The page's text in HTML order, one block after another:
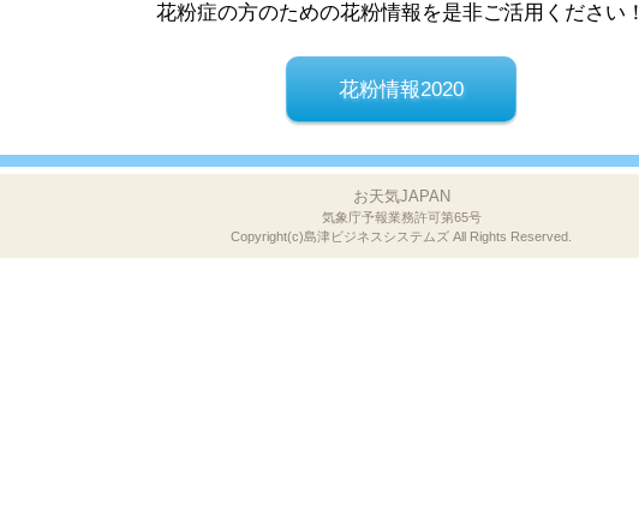
花粉症の方のための花粉情報を是非ご活用ください！
花粉情報2020
お天気JAPAN
気象庁予報業務許可第65号
Copyright(c)島津ビジネスシステムズ All Rights Reserved.